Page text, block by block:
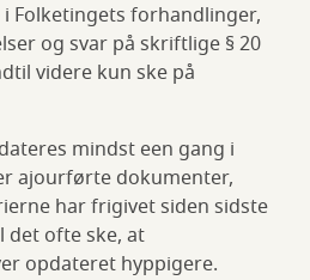
Folketingets forhandlinger,
og svar på skriftlige § 20
videre kun ske på
mindst een gang i
ajourførte dokumenter,
har frigivet siden sidste
det ofte ske, at
opdateret hyppigere.